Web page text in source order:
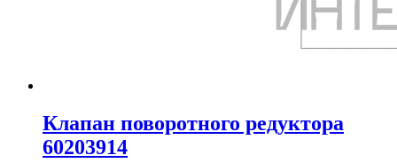
Клапан поворотного редуктора
60203914